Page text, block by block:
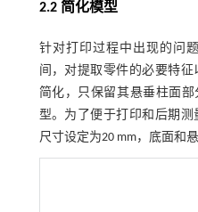
2.2 简化模型
针对打印过程中出现的问
间，对提取零件的必要特
简化，只保留其悬垂柱面部
型。为了便于打印和后期
尺寸设定为20 mm，底面和